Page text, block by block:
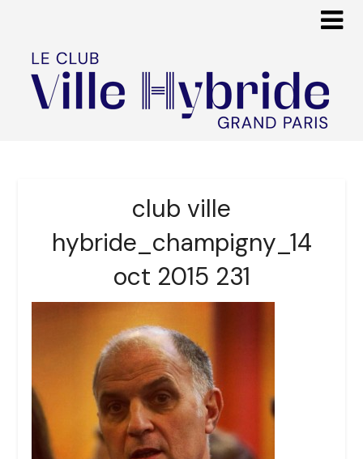
club ville
hybride_champigny_14
oct 2015 231